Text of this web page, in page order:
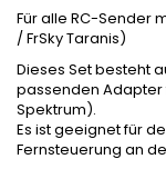
Für alle RC-Sender
/ FrSky Taranis)
Dieses Set besteht
passenden Adapter
Spektrum).
Es ist geeignet für
Fernsteuerung an